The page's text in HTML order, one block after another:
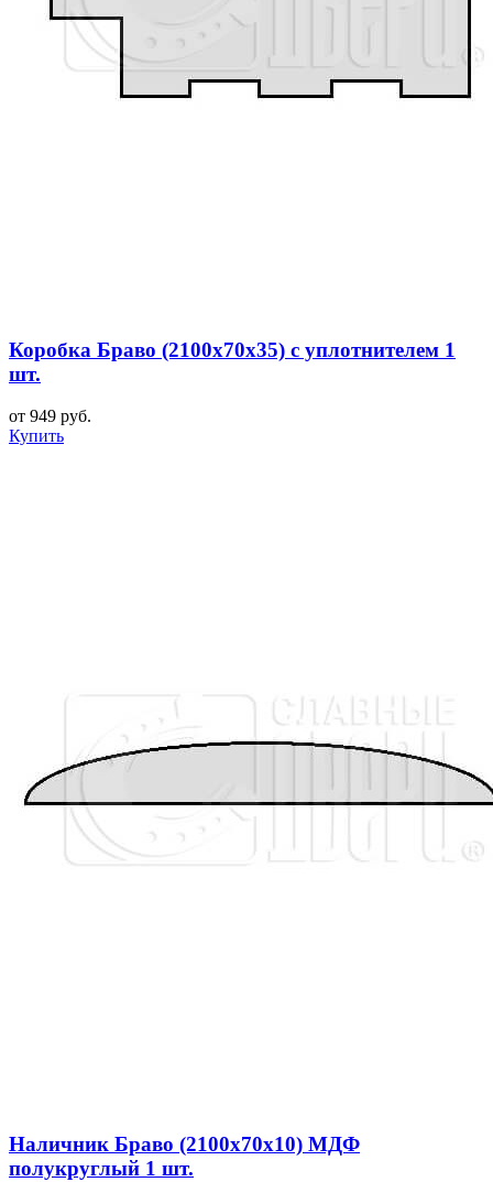
Коробка Браво (2100x70x35) с уплотнителем 1
шт.
от 949 руб.
Купить
Наличник Браво (2100x70x10) МДФ
полукруглый 1 шт.